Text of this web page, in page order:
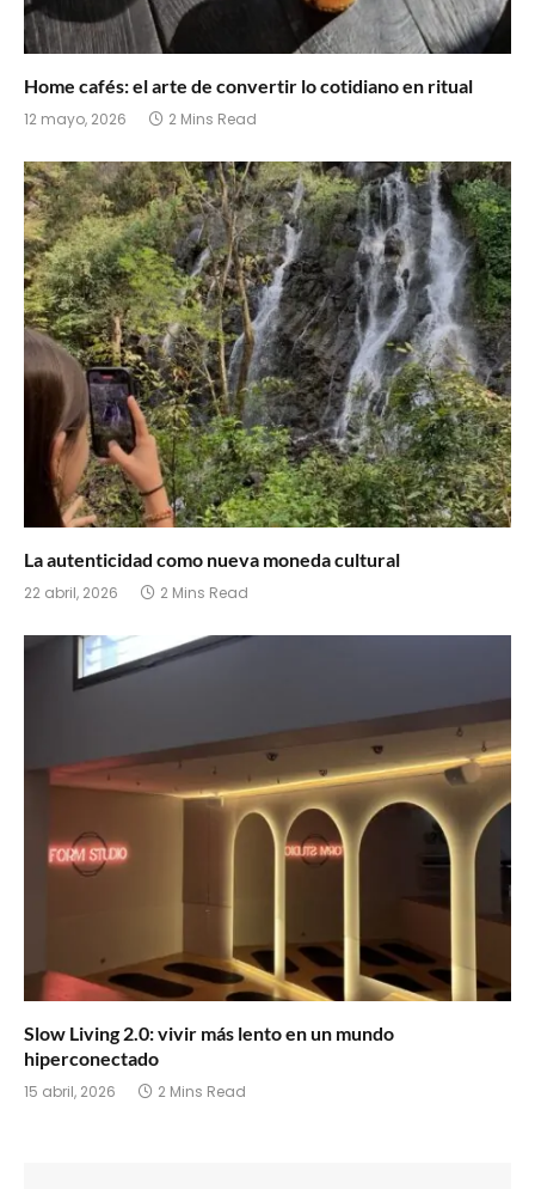
Home cafés: el arte de convertir lo cotidiano en ritual
12 mayo, 2026 2 Mins Read
La autenticidad como nueva moneda cultural
22 abril, 2026 2 Mins Read
Slow Living 2.0: vivir más lento en un mundo
hiperconectado
15 abril, 2026 2 Mins Read